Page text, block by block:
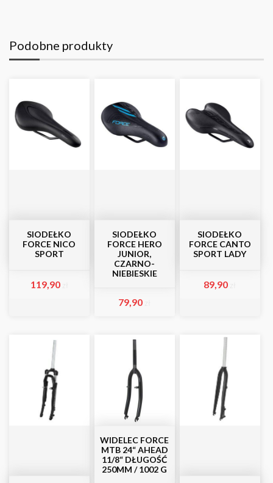
Podobne produkty
SIODEŁKO
FORCE NICO
SPORT
119,90
SIODEŁKO
FORCE HERO
JUNIOR,
CZARNO-
NIEBIESKIE
79,90
SIODEŁKO
FORCE CANTO
SPORT LADY
89,90
WIDELEC FORCE
MTB 24“ AHEAD
11/8“ DŁUGOŚĆ
250MM / 1002 G